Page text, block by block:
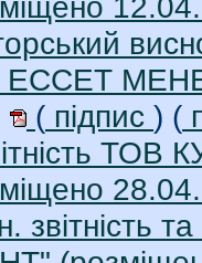
( підпис ) (